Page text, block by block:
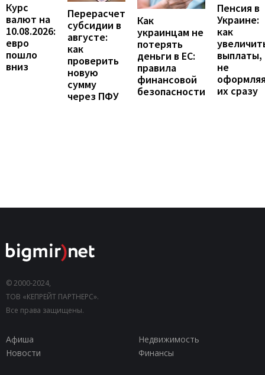
Курс
валют на
10.08.2026:
евро
пошло
вниз
Перерасчет
субсидии в
августе:
как
проверить
новую
сумму
через ПФУ
Как
украинцам не
потерять
деньги в ЕС:
правила
финансовой
безопасности
Пенсия в
Украине:
как
выплаты,
не
их сразу
© 2000-2024,
ТОВ «КЕПРЕЙТ ПАРТНЕРС».
Все права защищены.
Афиша
Недвижимость
Новости
Финансы